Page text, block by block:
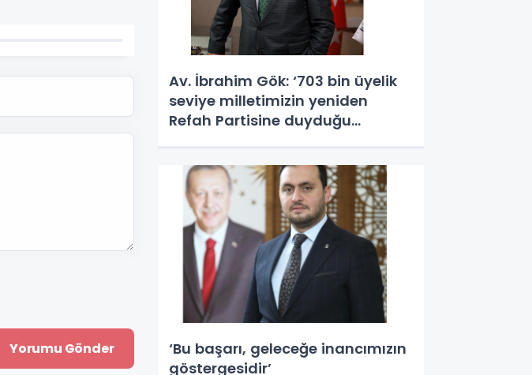
Av. İbrahim Gök: ‘703 bin üyelik
seviye milletimizin yeniden
Refah Partisine duyduğu
‘Bu başarı, geleceğe inancımızın
göstergesidir’